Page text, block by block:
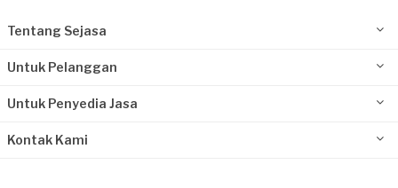
Tentang Sejasa
Untuk Pelanggan
Untuk Penyedia Jasa
Kontak Kami